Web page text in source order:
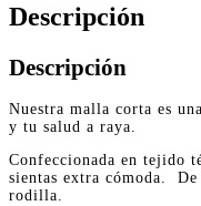
Descripción
Descripción
Nuestra malla corta es
y tu salud a raya.
Confeccionada en tejido
sientas extra cómoda.
rodilla.